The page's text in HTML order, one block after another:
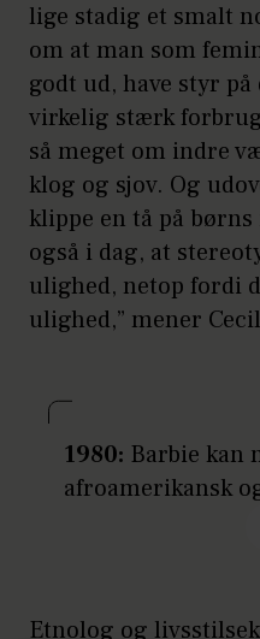
lige stadig et smalt
om at man som
godt ud, have styr
virkelig stærk
så meget om indre
klog og sjov. Og
klippe en tå på
også i dag, at
ulighed, netop fordi
ulighed,” mener
1980: Barbie kan
afroamerikansk
latinamerikansk
Etnolog og